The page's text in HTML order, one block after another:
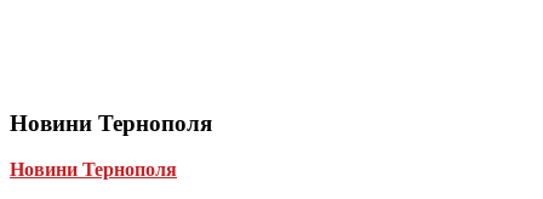
Новини Тернополя
Новини Тернополя